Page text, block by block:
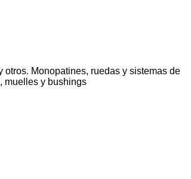
otros. Monopatines, ruedas y sistemas de
muelles y bushings